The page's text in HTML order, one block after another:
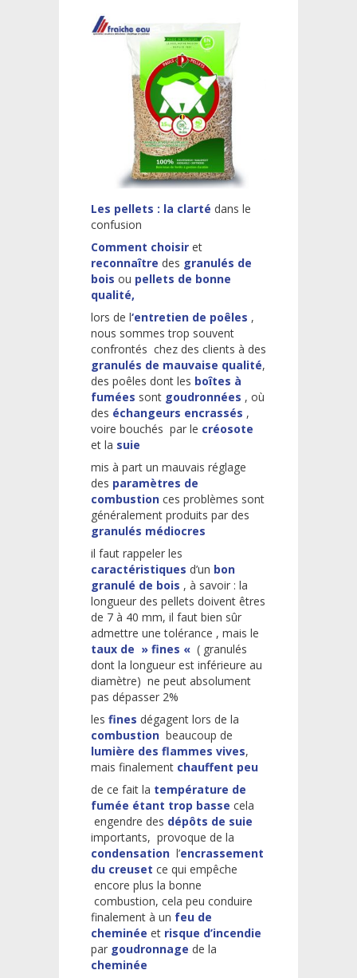
Les pellets : la clarté dans le
confusion
Comment choisir et
reconnaître des granulés de
bois ou pellets de bonne
qualité,
lors de l‘entretien de poêles ,
nous sommes trop souvent
confrontés chez des clients à des
granulés de mauvaise qualité,
des poêles dont les boîtes à
fumées sont goudronnées , où
des échangeurs encrassés ,
voire bouchés par le créosote
et la suie
mis à part un mauvais réglage
des paramètres de
combustion ces problèmes sont
généralement produits par des
granulés médiocres
il faut rappeler les
caractéristiques d’un bon
granulé de bois , à savoir : la
longueur des pellets doivent êtres
de 7 à 40 mm, il faut bien sûr
admettre une tolérance , mais le
taux de » fines « ( granulés
dont la longueur est inférieure au
diamètre) ne peut absolument
pas dépasser 2%
les fines dégagent lors de la
combustion beaucoup de
lumière des flammes vives,
mais finalement chauffent peu
de ce fait la température de
fumée étant trop basse cela
engendre des dépôts de suie
importants, provoque de la
condensation l’encrassement
du creuset ce qui empêche
encore plus la bonne
combustion, cela peu conduire
finalement à un feu de
cheminée et risque d’incendie
par goudronnage de la
cheminée